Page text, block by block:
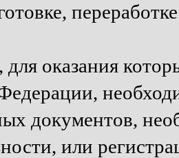
оказания
документов,
или